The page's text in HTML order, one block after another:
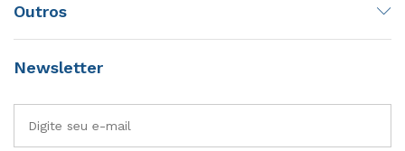
Outros
Newsletter